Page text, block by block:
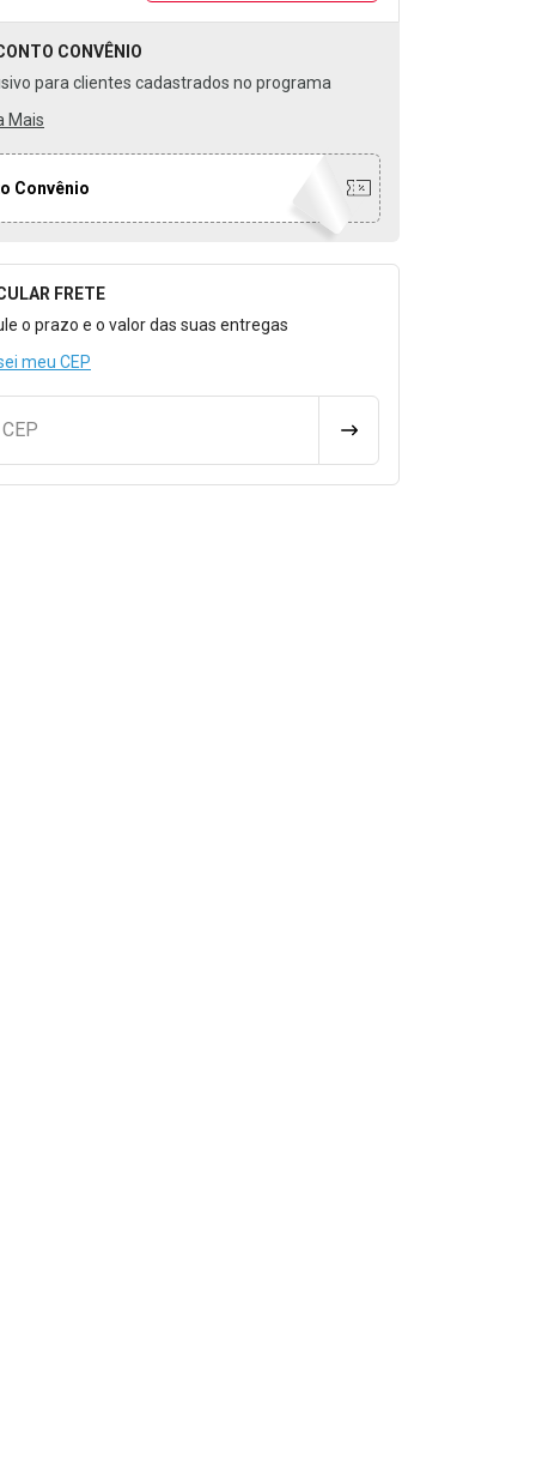
CONVÊNIO
para clientes cadastrados no programa
Mais
Convênio
para Calcular o Frete
FRETE
o prazo e o valor das suas entregas
meu CEP
CALCULAR FRETE